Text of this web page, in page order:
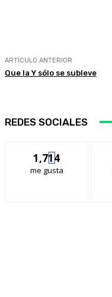
ARTÍCULO ANTERIOR
Que la Y sólo se subleve
REDES SOCIALES
1,714
me gusta